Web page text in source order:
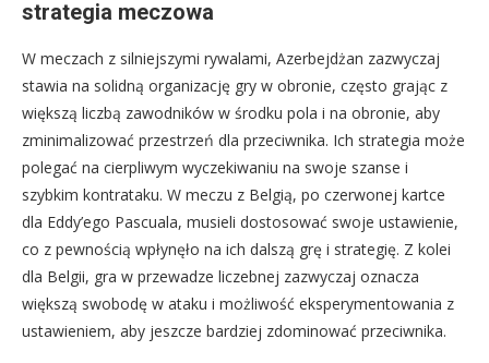
strategia meczowa
W meczach z silniejszymi rywalami, Azerbejdżan zazwyczaj
stawia na solidną organizację gry w obronie, często grając z
większą liczbą zawodników w środku pola i na obronie, aby
zminimalizować przestrzeń dla przeciwnika. Ich strategia może
polegać na cierpliwym wyczekiwaniu na swoje szanse i
szybkim kontrataku. W meczu z Belgią, po czerwonej kartce
dla Eddy’ego Pascuala, musieli dostosować swoje ustawienie,
co z pewnością wpłynęło na ich dalszą grę i strategię. Z kolei
dla Belgii, gra w przewadze liczebnej zazwyczaj oznacza
większą swobodę w ataku i możliwość eksperymentowania z
ustawieniem, aby jeszcze bardziej zdominować przeciwnika.